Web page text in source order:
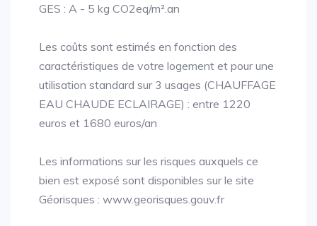
GES : A - 5 kg CO2eq/m².an
Les coûts sont estimés en fonction des
caractéristiques de votre logement et pour une
utilisation standard sur 3 usages (CHAUFFAGE
EAU CHAUDE ECLAIRAGE) : entre 1220
euros et 1680 euros/an
Les informations sur les risques auxquels ce
bien est exposé sont disponibles sur le site
Géorisques : www.georisques.gouv.fr